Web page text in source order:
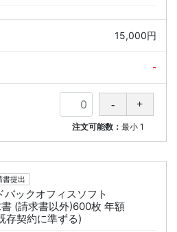
15,000円
-
注文可能数：最小 1
書提出
ックオフィスソフト
(請求書以外)600枚 年額
存契約に準ずる)